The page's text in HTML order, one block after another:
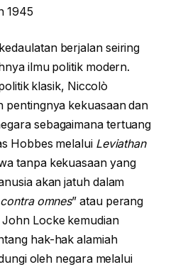
1945
berjalan seiring
ilmu politik modern.
klasik, Niccolò
pentingnya kekuasaan dan
sebagaimana tertuang
Hobbes melalui Leviathan
tanpa kekuasaan yang
akan jatuh dalam
omnes” atau perang
Locke kemudian
hak-hak alamiah
oleh negara melalui